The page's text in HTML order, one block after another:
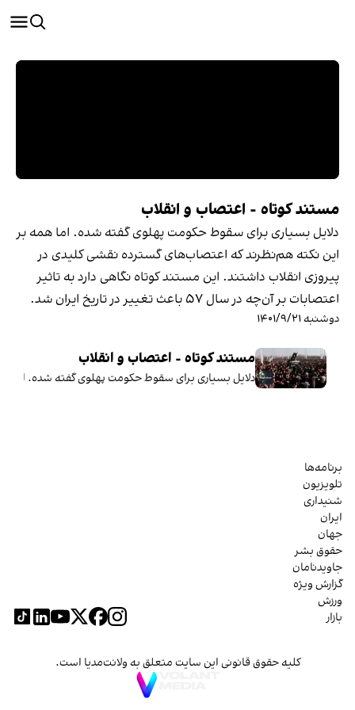
مستند کوتاه - اعتصاب و انقلاب
دلایل بسیاری برای سقوط حکومت پهلوی گفته شده. اما همه‌ بر
این نکته هم‌نظرند که اعتصاب‌های گسترده نقشی کلیدی در
پیروزی انقلاب داشتند. این مستند کوتاه نگاهی دارد به تاثیر
اعتصابات بر آن‌چه در سال ۵۷ باعث تغییر در تاریخ ایران شد.
دوشنبه ۱۴۰۱/۹/۲۱
مستند کوتاه - اعتصاب و انقلاب
دلایل بسیاری برای سقوط حکومت پهلوی گفته شده. اما همه‌ بر این
برنامه‌ها
تلویزیون
شنیداری
ایران
جهان
حقوق بشر
جاویدنامان
گزارش ویژه
ورزش
بازار
کلیه حقوق قانونی این سایت متعلق به ولانت‌مدیا است.